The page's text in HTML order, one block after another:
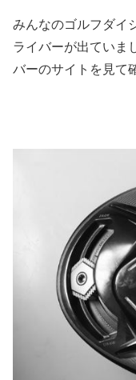
みんなのゴルフダイ
ライバーが出ていま
バーのサイトを見て